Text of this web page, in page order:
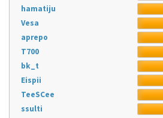
hamatiju
Vesa
aprepo
T700
bk_t
Eispii
TeeSCee
ssulti